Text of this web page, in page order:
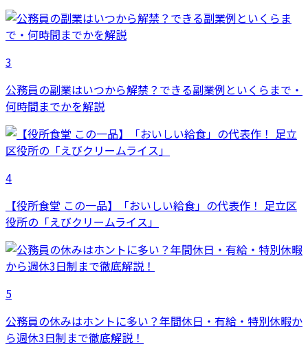
3
公務員の副業はいつから解禁？できる副業例といくらまで・
何時間までかを解説
4
【役所食堂 この一品】「おいしい給食」の代表作！ 足立区
役所の「えびクリームライス」
5
公務員の休みはホントに多い？年間休日・有給・特別休暇か
ら週休3日制まで徹底解説！